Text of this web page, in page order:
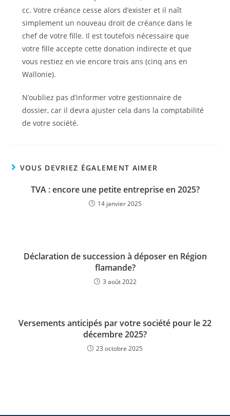
cc. Votre créance cesse alors d’exister et il naît
simplement un nouveau droit de créance dans le
chef de votre fille. Il est toutefois nécessaire que
votre fille accepte cette donation indirecte et que
vous restiez en vie encore trois ans (cinq ans en
Wallonie).
N’oubliez pas d’informer votre gestionnaire de
dossier, car il devra ajuster cela dans la comptabilité
de votre société.
VOUS DEVRIEZ ÉGALEMENT AIMER
TVA : encore une petite entreprise en 2025?
14 janvier 2025
Déclaration de succession à déposer en Région
flamande?
3 août 2022
Versements anticipés par votre société pour le 22
décembre 2025?
23 octobre 2025